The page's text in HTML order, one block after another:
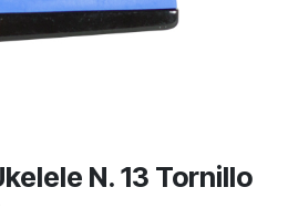
N. 13 Tornillo